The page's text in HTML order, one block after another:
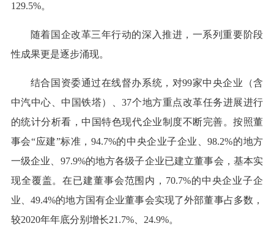
129.5%。
随着国企改革三年行动的深入推进，一系列重要阶段
性成果更是逐步涌现。
结合国资委通过在线督办系统，对99家中央企业（含
中汽中心、中国铁塔）、37个地方重点改革任务进展进行
的统计分析看，中国特色现代企业制度不断完善。按照董
事会“应建”标准，94.7%的中央企业子企业、98.2%的地方
一级企业、97.9%的地方各级子企业已建立董事会，基本实
现全覆盖。在已建董事会范围内，70.7%的中央企业子企
业、49.4%的地方国有企业董事会实现了外部董事占多数，
较2020年年底分别增长21.7%、24.9%。